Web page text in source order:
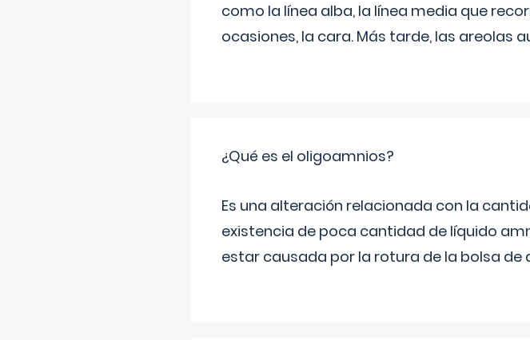
como la línea alba, la línea media que
ocasiones, la cara. Más tarde, las
¿Qué es el oligoamnios?
Es una alteración relacionada con la
existencia de poca cantidad de líquido
estar causada por la rotura de la bolsa